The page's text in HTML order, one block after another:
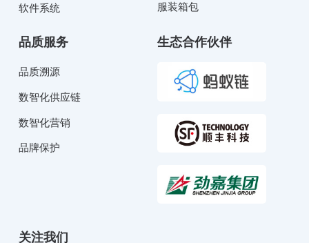
软件系统 服装箱包
品质服务
品质溯源
数智化供应链
数智化营销
品牌保护
生态合作伙伴
关注我们